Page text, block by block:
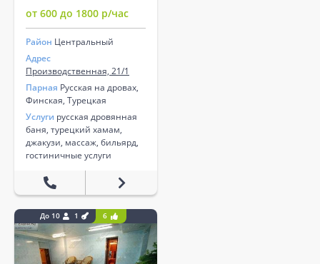
от 600 до 1800 р/час
Район Центральный
Адрес
Производственная, 21/1
Парная Русская на дровах,
Финская, Турецкая
Услуги русская дровянная
баня, турецкий хамам,
джакузи, массаж, бильярд,
гостиничные услуги
До 10 1 6